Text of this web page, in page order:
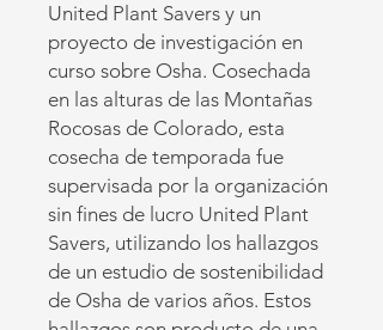
United Plant Savers y un
proyecto de investigación en
curso sobre Osha. Cosechada
en las alturas de las Montañas
Rocosas de Colorado, esta
cosecha de temporada fue
supervisada por la organización
sin fines de lucro United Plant
Savers, utilizando los hallazgos
de un estudio de sostenibilidad
de Osha de varios años. Estos